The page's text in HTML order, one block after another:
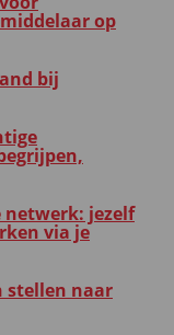
op
bij
netwerk: jezelf
via je
stellen naar